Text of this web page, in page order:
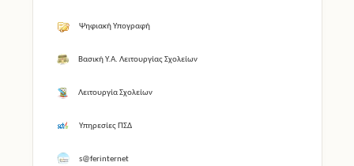
Ψηφιακή Υπογραφή
Βασική Υ.Α. Λειτουργίας Σχολείων
Λειτουργία Σχολείων
Υπηρεσίες ΠΣΔ
s@ferinternet